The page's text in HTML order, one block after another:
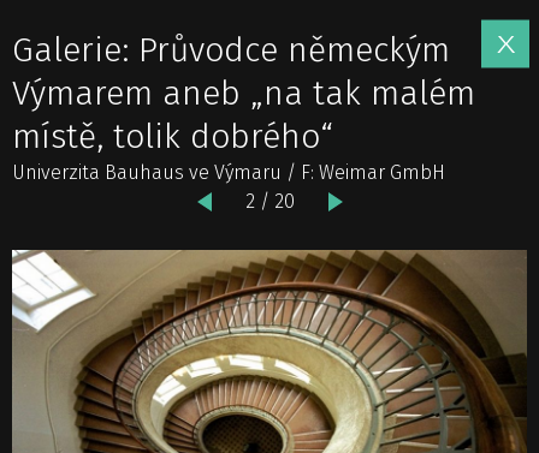
Galerie: Průvodce německým
Výmarem aneb „na tak malém
místě, tolik dobrého“
Univerzita Bauhaus ve Výmaru / F: Weimar GmbH
2 / 20